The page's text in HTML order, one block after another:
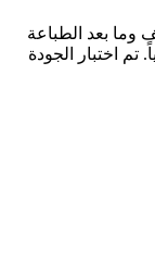
وما بعد الطباعة
تم اختبار الجودة